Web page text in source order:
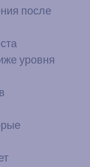
после
уровня